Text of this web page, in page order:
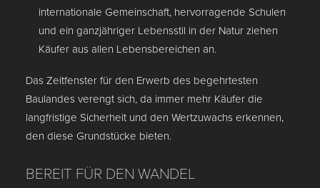
internationale Gemeinschaft, hervorragende Schulen
und ein ganzjähriger Lebensstil in der Natur ziehen
Käufer aus allen Lebensbereichen an.
Das Zeitfenster für den Erwerb des begehrtesten
Baulandes verengt sich, da immer mehr Käufer die
langfristige Sicherheit und den Wertzuwachs erkennen,
den diese Grundstücke bieten.
BEREIT FÜR DEN WANDEL